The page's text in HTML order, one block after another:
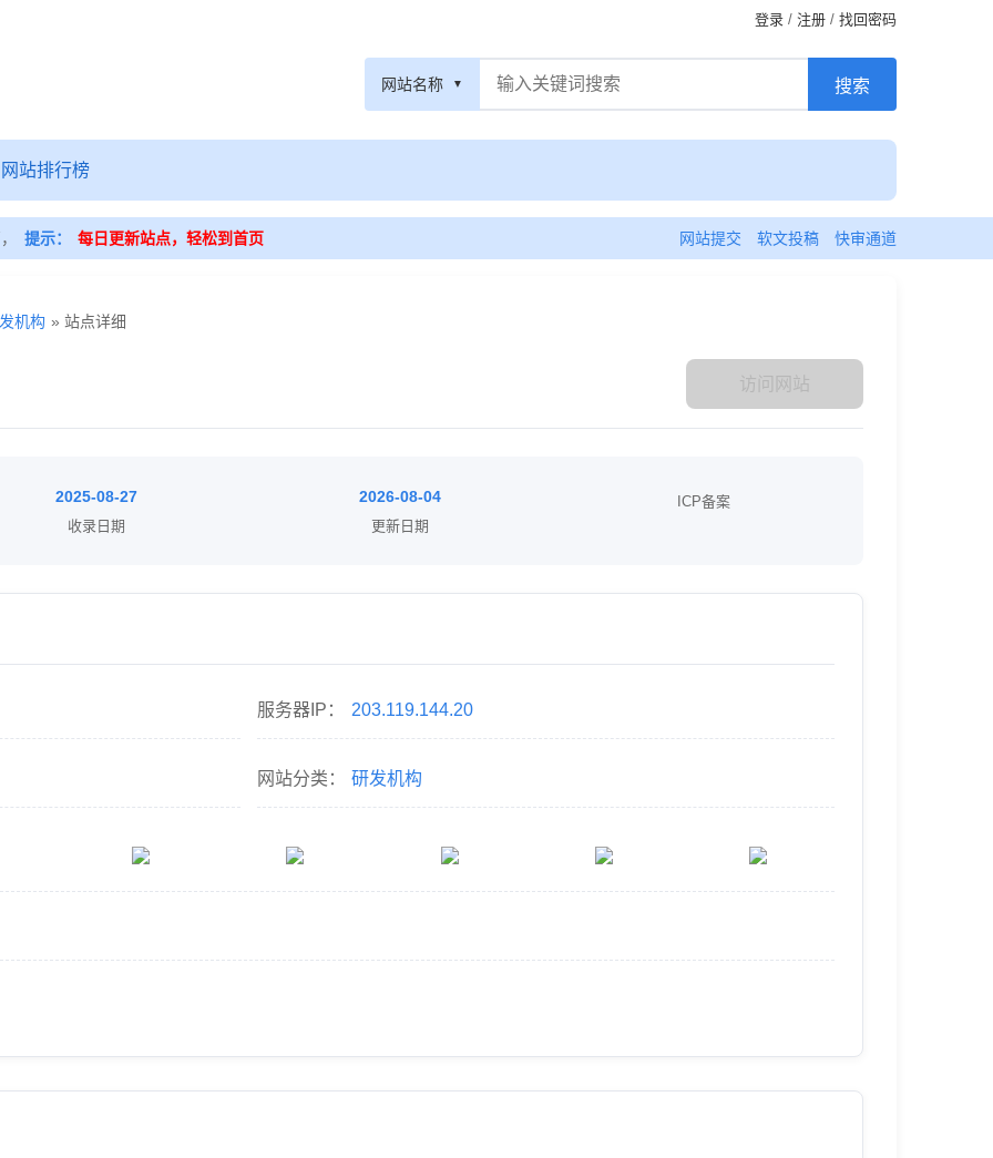
登录 / 注册 / 找回密码
网站名称
网站排行榜
提示： 每日更新站点，轻松到首页 网站提交 软文投稿 快审通道
机构 » 站点详细
访问网站
2025-08-27
收录日期
2026-08-04
更新日期
ICP备案
服务器IP： 203.119.144.20
网站分类： 研发机构